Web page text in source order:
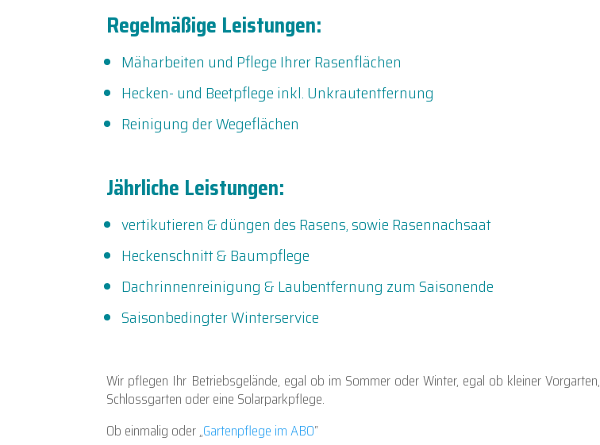
Regelmäßige Leistungen:
Mäharbeiten und Pflege Ihrer Rasenflächen
Hecken- und Beetpflege inkl. Unkrautentfernung
Reinigung der Wegeflächen
Jährliche Leistungen:
vertikutieren & düngen des Rasens, sowie Rasennachsaat
Heckenschnitt & Baumpflege
Dachrinnenreinigung & Laubentfernung zum Saisonende
Saisonbedingter Winterservice
Wir pflegen Ihr Betriebsgelände, egal ob im Sommer oder Winter, egal ob kleiner Vorgarten,
Schlossgarten oder eine Solarparkpflege.
Ob einmalig oder „Gartenpflege im ABO“